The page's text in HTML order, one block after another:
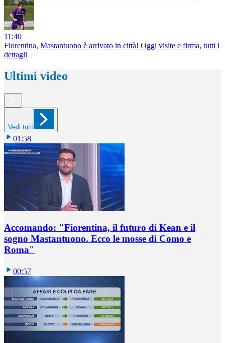
11:40
Fiorentina, Mastantuono è arrivato in città! Oggi visite e firma, tutti i
dettagli
Ultimi video
Vedi tutti
01:58
Accomando: "Fiorentina, il futuro di Kean e il
sogno Mastantuono. Ecco le mosse di Como e
Roma"
00:57